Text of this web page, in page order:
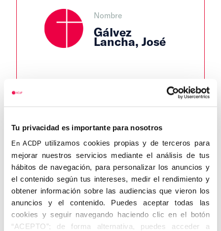
Tu privacidad es importante para nosotros
En ACDP utilizamos cookies propias y de terceros para
mejorar nuestros servicios mediante el análisis de tus
hábitos de navegación, para personalizar los anuncios y
el contenido según tus intereses, medir el rendimiento y
obtener información sobre las audiencias que vieron los
anuncios y el contenido. Puedes aceptar todas las
cookies y seguir navegando haciendo clic en el botón
“ACEPTO”; de forma alternativa, puedes acceder a
Nombre
Gálvez
Lancha, José
Jorge
Centro de
adscripción
Granada
Lugar de
nacimiento
Lugar de
defunción